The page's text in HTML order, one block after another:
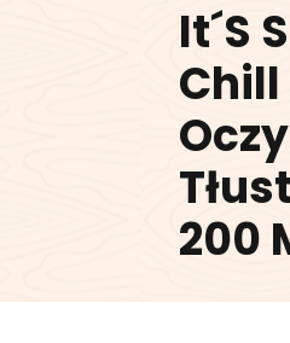
It´S
Chill
200